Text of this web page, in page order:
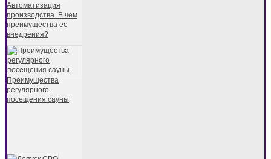
Автоматизация
производства. В чем
преимущества ее
внедрения?
Преимущества
регулярного
посещения сауны